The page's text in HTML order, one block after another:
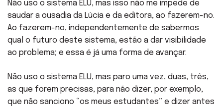
Não uso o sistema ELU, mas isso não me impede de
saudar a ousadia da Lúcia e da editora, ao fazerem-no.
Ao fazerem-no, independentemente de sabermos
qual o futuro deste sistema, estão a dar visibilidade
ao problema; e essa é já uma forma de avançar.
Não uso o sistema ELU, mas paro uma vez, duas, três,
as que forem precisas, para não dizer, por exemplo,
que não sanciono “os meus estudantes” e dizer antes